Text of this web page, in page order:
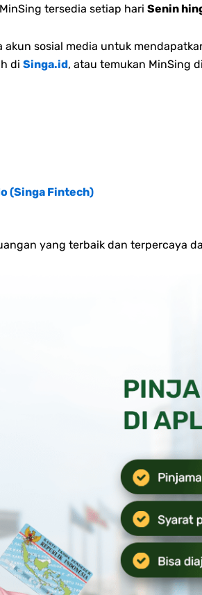
tersedia setiap hari Senin
sosial media untuk
di Singa.id, atau temukan MinSing
(Singa Fintech)
yang terbaik dan terpercaya